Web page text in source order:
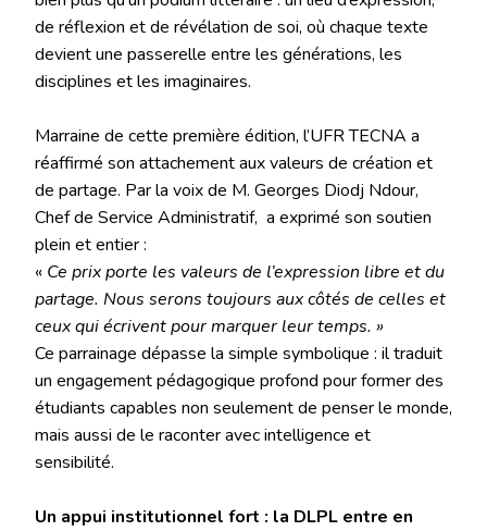
de réflexion et de révélation de soi, où chaque texte
devient une passerelle entre les générations, les
disciplines et les imaginaires.
Marraine de cette première édition, l’UFR TECNA a
réaffirmé son attachement aux valeurs de création et
de partage. Par la voix de M. Georges Diodj Ndour,
Chef de Service Administratif, a exprimé son soutien
plein et entier :
« Ce prix porte les valeurs de l’expression libre et du
partage. Nous serons toujours aux côtés de celles et
ceux qui écrivent pour marquer leur temps. »
Ce parrainage dépasse la simple symbolique : il traduit
un engagement pédagogique profond pour former des
étudiants capables non seulement de penser le monde,
mais aussi de le raconter avec intelligence et
sensibilité.
Un appui institutionnel fort : la DLPL entre en